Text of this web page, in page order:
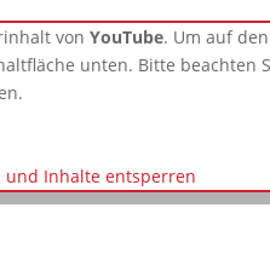
vonYouTube. Um auf
unten. Bitte beachten
und Inhalte entsperren